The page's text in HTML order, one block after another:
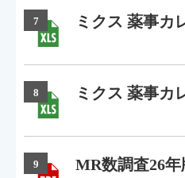
7 ミクス 薬事カ
8 ミクス 薬事カ
9 MR数調査26年